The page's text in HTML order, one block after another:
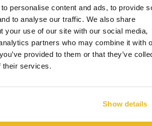
personalise content and ads, to provide
to analyse our traffic. We also share
your use of our site with our social media,
partners who may combine it with
provided to them or that they’ve
their services.
Show details
Chicago